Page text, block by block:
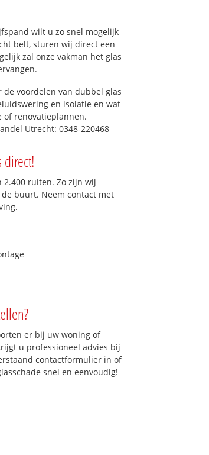
wilt u zo snel mogelijk
belt, sturen wij direct een
zal onze vakman het glas
voordelen van dubbel glas
en isolatie en wat
of renovatieplannen.
Utrecht: 0348-220468
direct!
2.400 ruiten. Zo zijn wij
buurt. Neem contact met
er bij uw woning of
u professioneel advies bij
contactformulier in of
snel en eenvoudig!